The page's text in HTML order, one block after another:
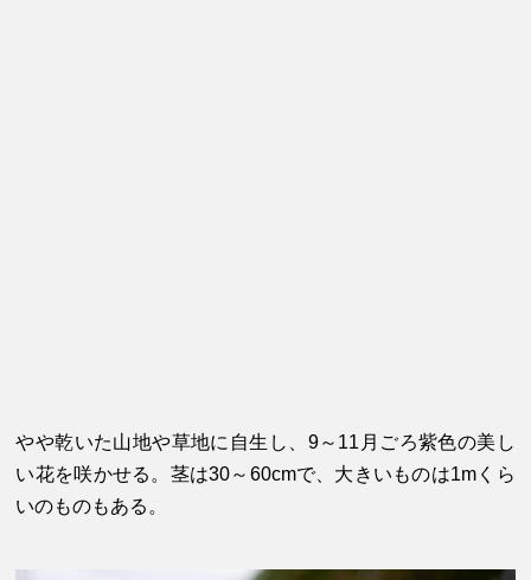
やや乾いた山地や草地に自生し、9～11月ごろ紫色の美し
い花を咲かせる。茎は30～60cmで、大きいものは1mくら
いのものもある。